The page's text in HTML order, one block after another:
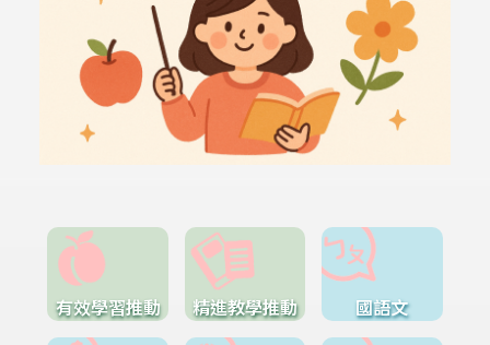
有效學習推動 精進教學推動 國語文